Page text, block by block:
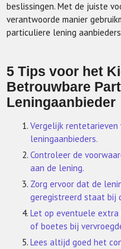
beslissingen. Met de juiste
verantwoorde manier
particuliere lening
5 Tips voor het
Betrouwbare
Leningaanbieder
Vergelijk
leningaanbieders.
Controleer de
aan de lening.
Zorg ervoor dat de
geregistreerd staat bij
Let op eventuele
of boetes bij
Lees altijd goed het